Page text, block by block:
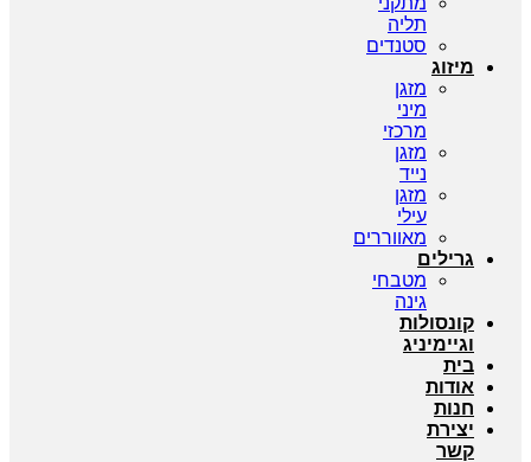
תליה
סטנדים
מיזוג
מזגן
מיני
מרכזי
מזגן
נייד
מזגן
עילי
מאווררים
גרילים
מטבחי
גינה
קונסולות
וגיימיניג
בית
אודות
חנות
יצירת
קשר